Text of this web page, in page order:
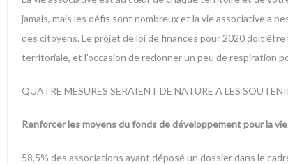
jamais, mais les défis sont nombreux et la vie associative a
des citoyens. Le projet de loi de finances pour 2020 doit être
territoriale, et l’occasion de redonner un peu de respiration
QUATRE MESURES SERAIENT DE NATURE A LES
Renforcer les moyens du fonds de développement pour la
58,5% des associations ayant déposé un dossier dans le